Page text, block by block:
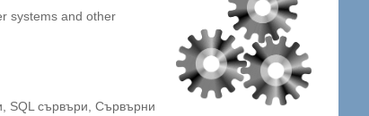
systems and other
SQL сървъри, Сървърни